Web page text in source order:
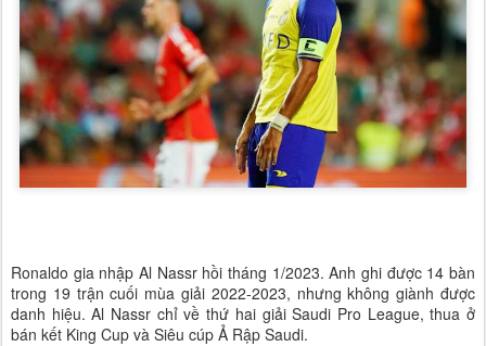
Ronaldo gia nhập Al Nassr hồi tháng 1/2023. Anh ghi được 14 bàn
trong 19 trận cuối mùa giải 2022-2023, nhưng không giành được
danh hiệu. Al Nassr chỉ về thứ hai giải Saudi Pro League, thua ở
bán kết King Cup và Siêu cúp Ả Rập Saudi.